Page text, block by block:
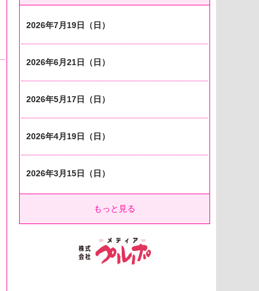
2026年7月19日（日）
2026年6月21日（日）
2026年5月17日（日）
2026年4月19日（日）
2026年3月15日（日）
もっと見る